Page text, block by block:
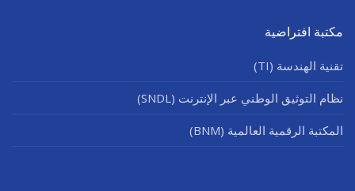
مكتبة افتراضية
تقنية الهندسة (TI)
نظام التوثيق الوطني عبر الإنترنت (SNDL)
المكتبة الرقمية العالمية (BNM)